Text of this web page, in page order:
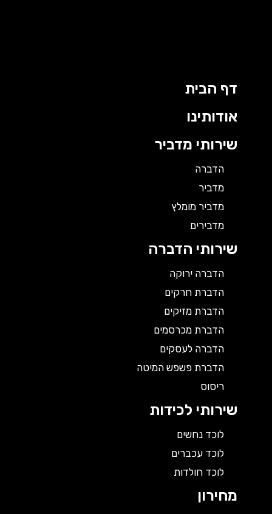
דף הבית
אודותינו
שירותי מדביר
הדברה
מדביר
מדביר מומלץ
מדבירים
שירותי הדברה
הדברה ירוקה
הדברת חרקים
הדברת מזיקים
הדברת מכרסמים
הדברה לעסקים
הדברת פשפש המיטה
ריסוס
שירותי לכידות
לוכד נחשים
לוכד עכברים
לוכד חולדות
מחירון